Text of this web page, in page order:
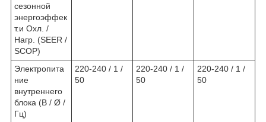
сезонной
энергоэффек
т.и Охл. /
Нагр. (SEER /
SCOP)
Электропита
ние
внутреннего
блока (В / Ø /
Гц)
220-240 / 1 /
50
220-240 / 1 /
50
220-240 / 1 /
50